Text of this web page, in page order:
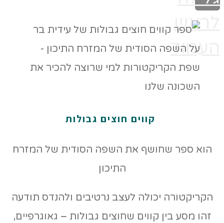
לראש
העמוד
קווים חוצים גבולות
הוא ספר שחושף את השפה הסודית של המזרח
התיכון
הקריקטורה יכולה לעצב נרטיבים ולהנדס תודעה
זהו מסע בין קווים שחוצים גבולות – גאוגרפיים,